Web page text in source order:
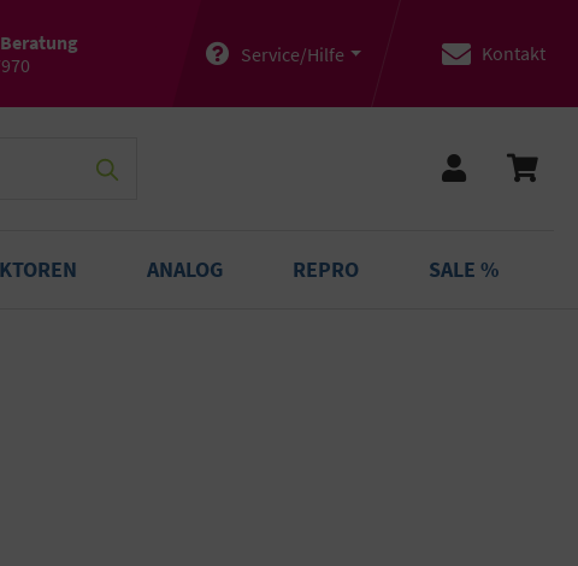
Service/Hilfe Kontakt
ANALOG REPRO SALE %